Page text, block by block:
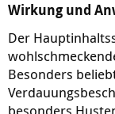
Wirkung und
Der
Besonders